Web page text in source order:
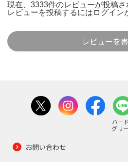
現在、3333件のレビューが投稿さ
レビューを投稿するには ログイン
レビューを
ハー
グリ
お問い合わせ